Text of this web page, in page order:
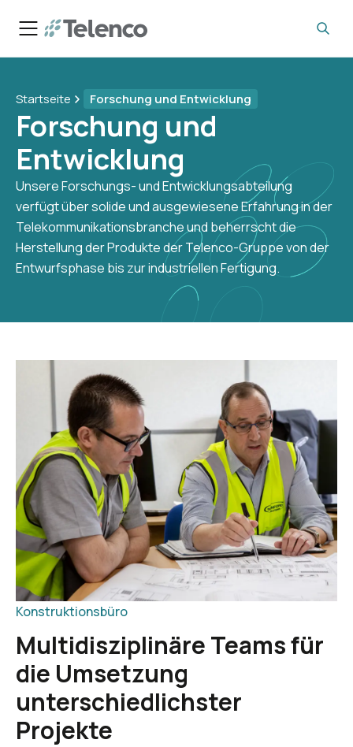
Startseite Forschung und Entwicklung
Forschung und
Entwicklung
Unsere Forschungs- und Entwicklungsabteilung
verfügt über solide und ausgewiesene Erfahrung in der
Telekommunikationsbranche und beherrscht die
Herstellung der Produkte der Telenco-Gruppe von der
Entwurfsphase bis zur industriellen Fertigung.
Konstruktionsbüro
Multidisziplinäre Teams für
die Umsetzung
unterschiedlichster
Projekte